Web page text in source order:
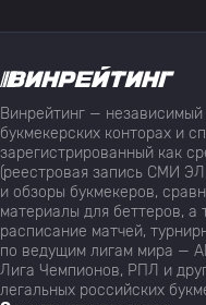
Винрейтинг —
букмекерских конторах и
зарегистрированный как
(реестровая запись СМИ
и обзоры букмекеров,
материалы для беттеров, а
расписание матчей,
по ведущим лигам мира —
Лига Чемпионов, РПЛ и
легальных российских